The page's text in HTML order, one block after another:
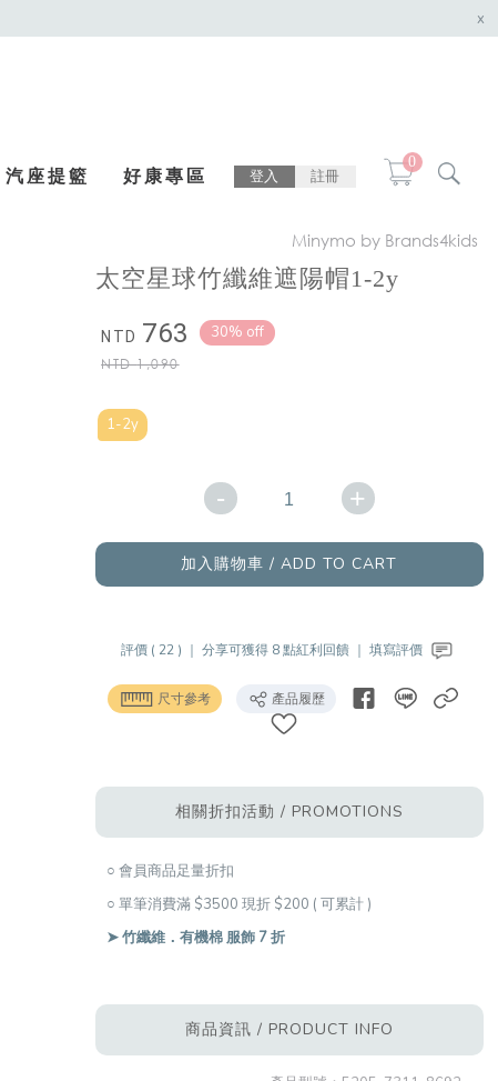
x
汽座提籃 好康專區 登入 註冊
0
Minymo by Brands4kids
太空星球竹纖維遮陽帽1-2y
NTD 763
NTD1,090
30% off
1-2y
- +
加入購物車 / ADD TO CART
評價 ( 22 ) ｜分享可獲得 8 點紅利回饋 ｜填寫評價
尺寸參考 產品履歷
相關折扣活動 / PROMOTIONS
○ 會員商品足量折扣
○ 單筆消費滿 $3500 現折 $200 ( 可累計 )
➤ 竹纖維．有機棉 服飾 7 折
商品資訊 / PRODUCT INFO